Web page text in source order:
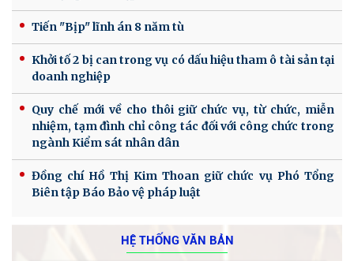
Tiến "Bịp" lĩnh án 8 năm tù
Khởi tố 2 bị can trong vụ có dấu hiệu tham ô tài sản tại
doanh nghiệp
Quy chế mới về cho thôi giữ chức vụ, từ chức, miễn
nhiệm, tạm đình chỉ công tác đối với công chức trong
ngành Kiểm sát nhân dân
Đồng chí Hồ Thị Kim Thoan giữ chức vụ Phó Tổng
Biên tập Báo Bảo vệ pháp luật
HỆ THỐNG VĂN BẢN